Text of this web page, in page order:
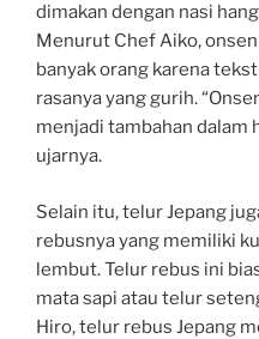
dimakan dengan nasi
Menurut Chef Aiko,
banyak orang karena
rasanya yang gurih.
menjadi tambahan dalam
ujarnya.
Selain itu, telur Jepang
rebusnya yang memiliki
lembut. Telur rebus ini
mata sapi atau telur
Hiro, telur rebus Jepang